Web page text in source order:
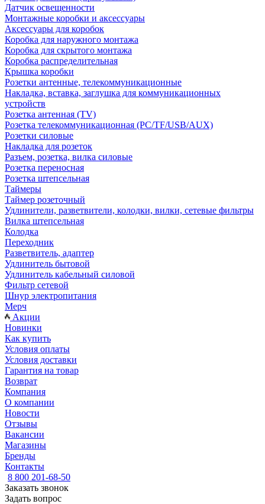
Датчик освещенности
Монтажные коробки и аксессуары
Аксессуары для коробок
Коробка для наружного монтажа
Коробка для скрытого монтажа
Коробка распределительная
Крышка коробки
Розетки антенные, телекоммуникационные
Накладка, вставка, заглушка для коммуникационных
устройств
Розетка антенная (TV)
Розетка телекоммуникационная (PC/TF/USB/AUX)
Розетки силовые
Накладка для розеток
Разъем, розетка, вилка силовые
Розетка переносная
Розетка штепсельная
Таймеры
Таймер розеточный
Удлинители, разветвители, колодки, вилки, сетевые фильтры
Вилка штепсельная
Колодка
Переходник
Разветвитель, адаптер
Удлинитель бытовой
Удлинитель кабельный силовой
Фильтр сетевой
Шнур электропитания
Мерч
Акции
Новинки
Как купить
Условия оплаты
Условия доставки
Гарантия на товар
Возврат
Компания
О компании
Новости
Отзывы
Вакансии
Магазины
Бренды
Контакты
8 800 201-68-50
Заказать звонок
Задать вопрос